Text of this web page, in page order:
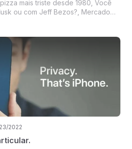
mais triste desde 1980, Você
ou com Jeff Bezos?, Mercado
2022